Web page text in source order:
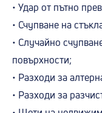
• Удар от пътно
• Счупване на
• Случайно
повърхности;
• Разходи за
• Разходи за